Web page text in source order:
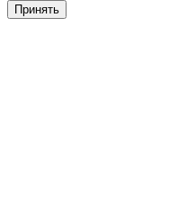
Принять